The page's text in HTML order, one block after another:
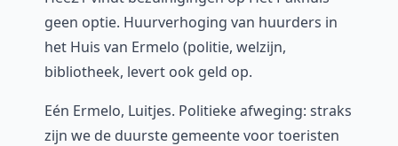
geen optie. Huurverhoging van huurders in
het Huis van Ermelo (politie, welzijn,
bibliotheek, levert ook geld op.
Eén Ermelo, Luitjes. Politieke afweging: straks
zijn we de duurste gemeente voor toeristen